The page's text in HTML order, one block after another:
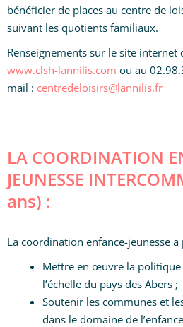
bénéficier de places au centre de
suivant les quotients familiaux.
Renseignements sur le site internet
www.clsh-lannilis.com ou au
mail : centredeloisirs@lannilis.fr
LA COORDINATION
JEUNESSE
ans) :
La coordination enfance-jeunesse
Mettre en œuvre la politique
l’échelle du pays des Abers ;
Soutenir les communes et
dans le domaine de